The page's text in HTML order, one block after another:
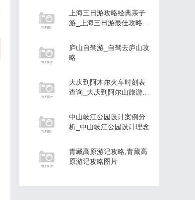
上海三日游攻略经典亲子
游_上海三日游最佳攻略多
庐山自驾游_自驾去庐山攻
略
大庆到阿木尔火车时刻表
查询_大庆到阿尔山旅游攻
中山岐江公园设计案例分
析_中山岐江公园设计理念
青藏高原游记攻略,青藏高
原游记攻略图片